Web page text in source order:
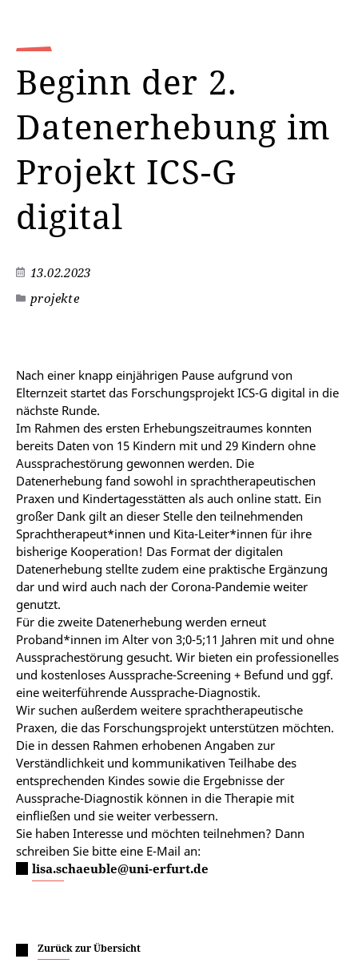
Beginn der 2.
Datenerhebung im
Projekt ICS-G
digital
13.02.2023
projekte
Nach einer knapp einjährigen Pause aufgrund von
Elternzeit startet das Forschungsprojekt ICS-G digital in die
nächste Runde.
Im Rahmen des ersten Erhebungszeitraumes konnten
bereits Daten von 15 Kindern mit und 29 Kindern ohne
Aussprachestörung gewonnen werden. Die
Datenerhebung fand sowohl in sprachtherapeutischen
Praxen und Kindertagesstätten als auch online statt. Ein
großer Dank gilt an dieser Stelle den teilnehmenden
Sprachtherapeut*innen und Kita-Leiter*innen für ihre
bisherige Kooperation! Das Format der digitalen
Datenerhebung stellte zudem eine praktische Ergänzung
dar und wird auch nach der Corona-Pandemie weiter
genutzt.
Für die zweite Datenerhebung werden erneut
Proband*innen im Alter von 3;0-5;11 Jahren mit und ohne
Aussprachestörung gesucht. Wir bieten ein professionelles
und kostenloses Aussprache-Screening + Befund und ggf.
eine weiterführende Aussprache-Diagnostik.
Wir suchen außerdem weitere sprachtherapeutische
Praxen, die das Forschungsprojekt unterstützen möchten.
Die in dessen Rahmen erhobenen Angaben zur
Verständlichkeit und kommunikativen Teilhabe des
entsprechenden Kindes sowie die Ergebnisse der
Aussprache-Diagnostik können in die Therapie mit
einfließen und sie weiter verbessern.
Sie haben Interesse und möchten teilnehmen? Dann
schreiben Sie bitte eine E-Mail an:
lisa.schaeuble@uni-erfurt.de
Zurück zur Übersicht